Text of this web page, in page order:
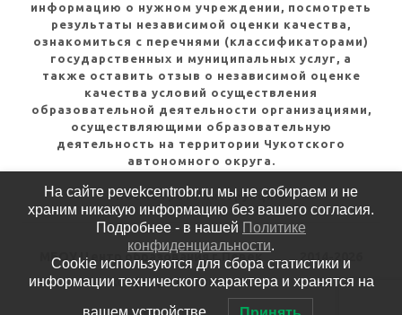
информацию о нужном учреждении, посмотреть
результаты независимой оценки качества,
ознакомиться с перечнями (классификаторами)
государственных и муниципальных услуг, а
также оставить отзыв о независимой оценке
качества условий осуществления
образовательной деятельности организациями,
осуществляющими образовательную
деятельность на территории Чукотского
автономного округа.
Посмотреть инструкцию
МБОУ Центр образования г.Певек
Политика конфиденциальности
2014-2026
На сайте pevekcentrobr.ru мы не собираем и не
храним никакую информацию без вашего согласия.
Подробнее - в нашей Политике
конфиденциальности.
Cookie используются для сбора статистики и
информации технического характера и хранятся на